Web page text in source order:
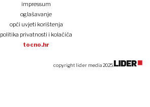
impressum
oglašavanje
opći uvjeti korištenja
politika privatnosti i kolačića
tocno.hr
copyright lider media 2025.